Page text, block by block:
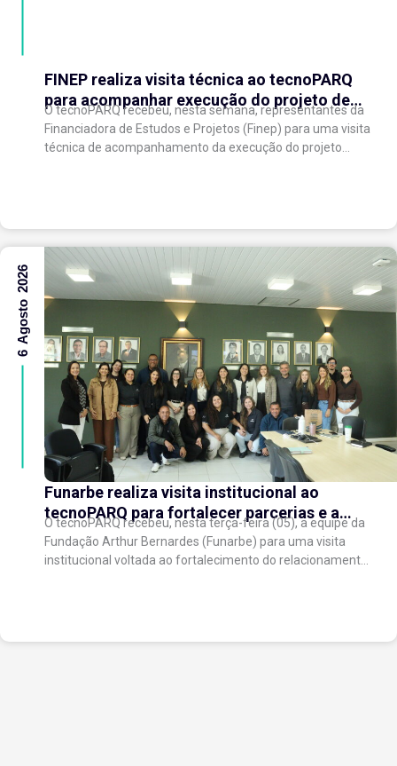
FINEP realiza visita técnica ao tecnoPARQ
para acompanhar execução do projeto de
expansão do Parque Tecnológico
O tecnoPARQ recebeu, nesta semana, representantes da
Financiadora de Estudos e Projetos (Finep) para uma visita
técnica de acompanhamento da execução do projeto
Funarbe realiza visita institucional ao
tecnoPARQ para fortalecer parcerias e a
gestão da inovação
O tecnoPARQ recebeu, nesta terça-feira (05), a equipe da
Fundação Arthur Bernardes (Funarbe) para uma visita
institucional voltada ao fortalecimento do relacionamento
6 Agosto 2026